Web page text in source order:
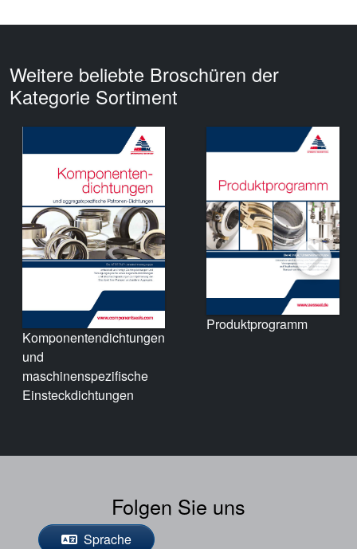
Weitere beliebte Broschüren der
Kategorie Sortiment
Komponentendichtungen
und
maschinenspezifische
Einsteckdichtungen
Produktprogramm
Folgen Sie uns
Sprache